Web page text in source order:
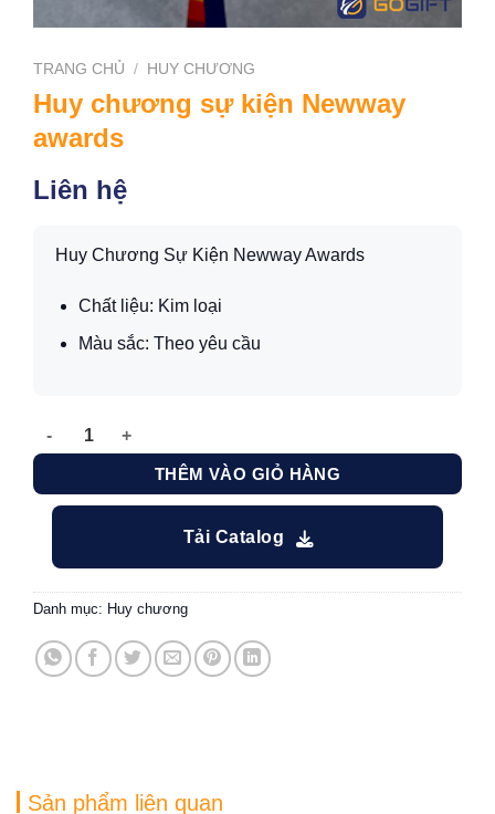
TRANG CHỦ / HUY CHƯƠNG
Huy chương sự kiện Newway
awards
Liên hệ
Huy Chương Sự Kiện Newway Awards
Chất liệu: Kim loại
Màu sắc: Theo yêu cầu
Huy chương sự kiện Newway awards số lượng
THÊM VÀO GIỎ HÀNG
Tải Catalog
Danh mục: Huy chương
Sản phẩm liên quan